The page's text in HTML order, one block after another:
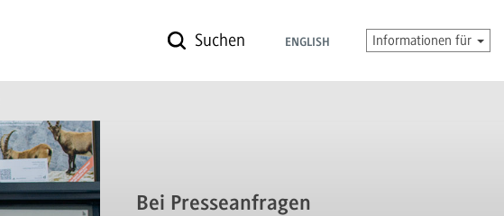
Suchen ENGLISH Informationen für
Bei Presseanfragen